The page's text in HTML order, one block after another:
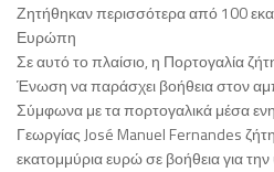
Ζητήθηκαν περισσότερα από 100
Ευρώπη
Σε αυτό το πλαίσιο, η Πορτογαλία
Ένωση να παράσχει βοήθεια στον
Σύμφωνα με τα πορτογαλικά μέσα
Γεωργίας José Manuel Fernandes
εκατομμύρια ευρώ σε βοήθεια για